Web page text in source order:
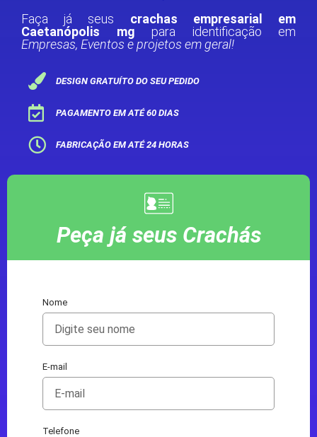
Faça já seus crachas empresarial em
Caetanópolis mg para identificação em
Empresas, Eventos e projetos em geral!
DESIGN GRATUÍTO DO SEU PEDIDO
PAGAMENTO EM ATÉ 60 DIAS
FABRICAÇÃO EM ATÉ 24 HORAS
Peça já seus Crachás
Nome
E-mail
Telefone